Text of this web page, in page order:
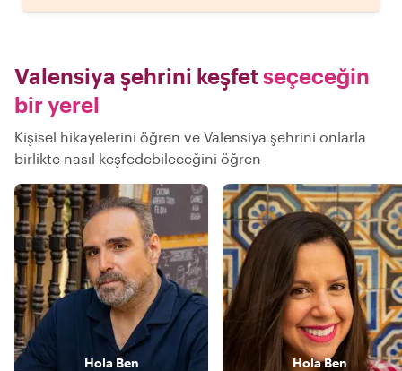
Valensiya şehrini keşfetseçeceğin
bir yerel
Kişisel hikayelerini öğren ve Valensiya şehrini onlarla
birlikte nasıl keşfedebileceğini öğren
Hola Ben HolaBen